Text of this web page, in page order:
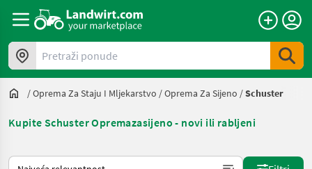
Pretraži ponude
/Oprema Za Staju I Mljekarstvo /Oprema Za Sijeno /Schuster
Kupite Schuster Opremazasijeno - novi ili rabljeni
Tako se sortira na Landwirt.com